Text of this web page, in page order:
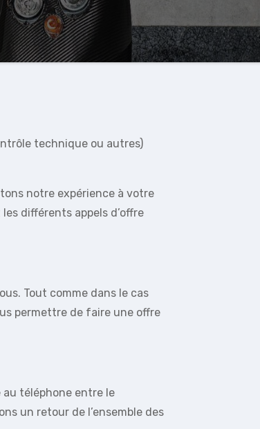
technique ou autres)
notre expérience à votre
différents appels d’offre
Tout comme dans le cas
permettre de faire une offre
téléphone entre le
un retour de l’ensemble des